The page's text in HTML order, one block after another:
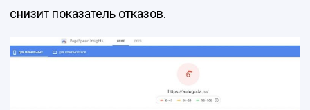
снизит показатель отказов.